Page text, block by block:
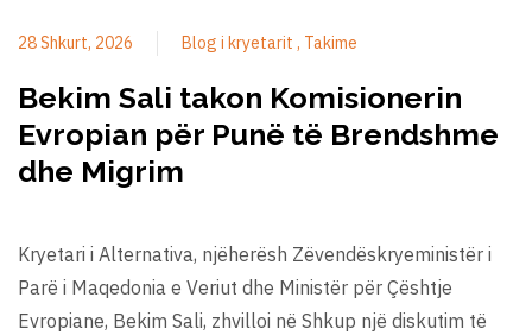
28 Shkurt, 2026 Blog i kryetarit Takime
Bekim Sali takon Komisionerin
Evropian për Punë të Brendshme
dhe Migrim
Kryetari i Alternativa, njëherësh Zëvendëskryeministër i
Parë i Maqedonia e Veriut dhe Ministër për Çështje
Evropiane, Bekim Sali, zhvilloi në Shkup një diskutim të